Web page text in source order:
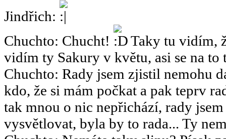
Jindřich:
Chuchto: Chucht!
Taky tu vidím,
vidím ty Sakury v květu, asi se na to
Chuchto: Rady jsem zjistil nemohu
kdo, že si mám počkat a pak teprv
tak mnou o nic nepřichází, rady
vysvětlovat, byla by to rada... Ty